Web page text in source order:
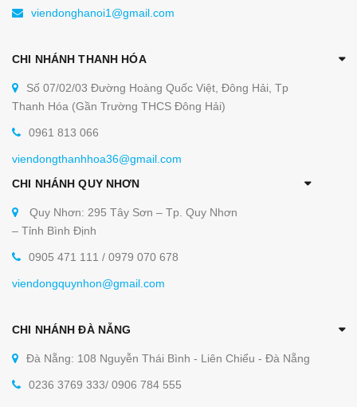
viendonghanoi1@gmail.com
CHI NHÁNH THANH HÓA
Số 07/02/03 Đường Hoàng Quốc Việt, Đông Hải, Tp
Thanh Hóa (Gần Trường THCS Đông Hải)
0961 813 066
viendongthanhhoa36@gmail.com
CHI NHÁNH QUY NHƠN
Quy Nhơn: 295 Tây Sơn – Tp. Quy Nhơn
– Tỉnh Bình Định
0905 471 111 / 0979 070 678
viendongquynhon@gmail.com
CHI NHÁNH ĐÀ NẴNG
Đà Nẵng: 108 Nguyễn Thái Bình - Liên Chiểu - Đà Nẵng
0236 3769 333/ 0906 784 555